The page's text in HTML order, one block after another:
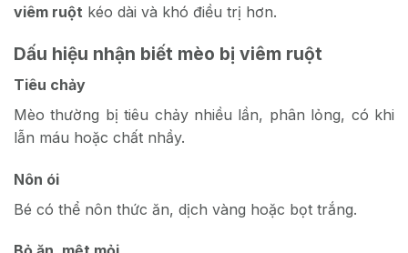
viêm ruột kéo dài và khó điều trị hơn.
Dấu hiệu nhận biết mèo bị viêm ruột
Tiêu chảy
Mèo thường bị tiêu chảy nhiều lần, phân lỏng, có khi
lẫn máu hoặc chất nhầy.
Nôn ói
Bé có thể nôn thức ăn, dịch vàng hoặc bọt trắng.